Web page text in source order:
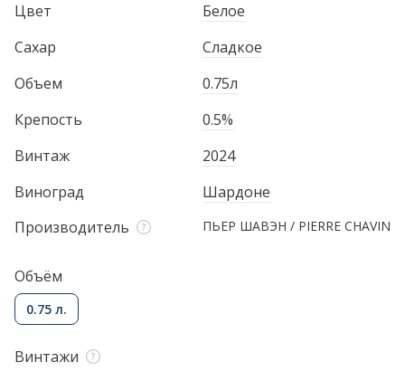
Цвет
Белое
Сахар
Сладкое
Объем
0.75л
Крепость
0.5%
Винтаж
2024
Виноград
Шардоне
Производитель
ПЬЕР ШАВЭН / PIERRE CHAVIN
Объём
0.75 л.
Винтажи